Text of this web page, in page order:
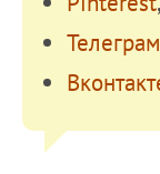
Телеграм